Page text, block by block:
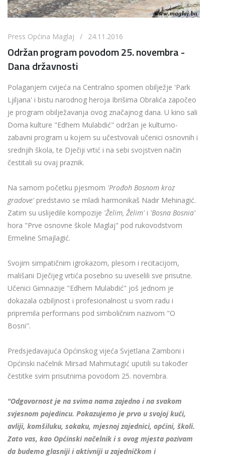
Press Općina Maglaj / 24.11.2016
Održan program povodom 25. novembra -
Dana državnosti
Polaganjem cvijeća na Centralno spomen obilježje 'Park
Ljiljana' i bistu narodnog heroja Ibrišima Obralića započeo
je program obilježavanja ovog značajnog dana. U kino sali
Doma kulture "Edhem Mulabdić" održan je kulturno-
zabavni program u kojem su učestvovali učenici osnovnih i
srednjih škola, te Dječiji vrtić i na sebi svojstven način
čestitali su ovaj praznik.
Na samom početku pjesmom 'Prođoh Bosnom kroz
gradove' predstavio se mladi harmonikaš Nadir Mehinagić.
Zatim su uslijedile kompozije 'Želim, Želim' i 'Bosna Bosnia'
hora "Prve osnovne škole Maglaj" pod rukovodstvom
Ermeline Smajlagić.
Svojim simpatičnim igrokazom, plesom i recitacijom,
mališani Dječijeg vrtića posebno su uveselili sve prisutne.
Učenici Gimnazije "Edhem Mulabdić" još jednom je
dokazala ozbiljnost i profesionalnost u svom radu i
pripremila performans pod simboličnim nazivom "O
Bosni".
Predsjedavajuća Općinskog vijeća Svjetlana Zamboni i
Općinski načelnik Mirsad Mahmutagić uputili su također
čestitke svim prisutnima povodom 25. novembra.
"Odgovornost je na svima nama zajedno i na svakom
svjesnom pojedincu. Pokazujemo je prvo u svojoj kući,
avliji, komšiluku, sokaku, mjesnoj zajednici, općini, školi.
Zato vas, kao Općinski načelnik i s ovog mjesta pozivam
da budemo glasniji i aktivniji u zajedničkom i